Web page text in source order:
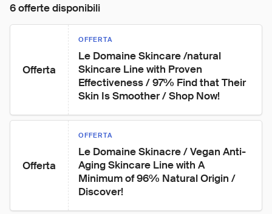
6 offerte disponibili
Offerta
OFFERTA
Le Domaine Skincare /natural
Skincare Line with Proven
Effectiveness / 97% Find that Their
Skin Is Smoother / Shop Now!
Offerta
OFFERTA
Le Domaine Skinacre / Vegan Anti-
Aging Skincare Line with A
Minimum of 96% Natural Origin /
Discover!